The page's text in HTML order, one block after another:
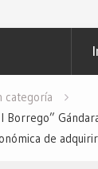
categoría
Borrego”
de